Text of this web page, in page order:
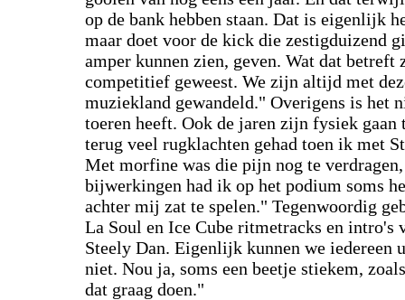
op de bank hebben staan. Dat is eigenlijk
maar doet voor de kick die zestigduizend
amper kunnen zien, geven. Wat dat
competitief geweest. We zijn altijd met
muziekland gewandeld." Overigens is het
toeren heeft. Ook de jaren zijn fysiek gaan
terug veel rugklachten gehad toen ik met
Met morfine was die pijn nog te
bijwerkingen had ik op het podium soms
achter mij zat te spelen." Tegenwoordig
La Soul en Ice Cube ritmetracks en intro's
Steely Dan. Eigenlijk kunnen we iedereen
niet. Nou ja, soms een beetje stiekem,
dat graag doen."